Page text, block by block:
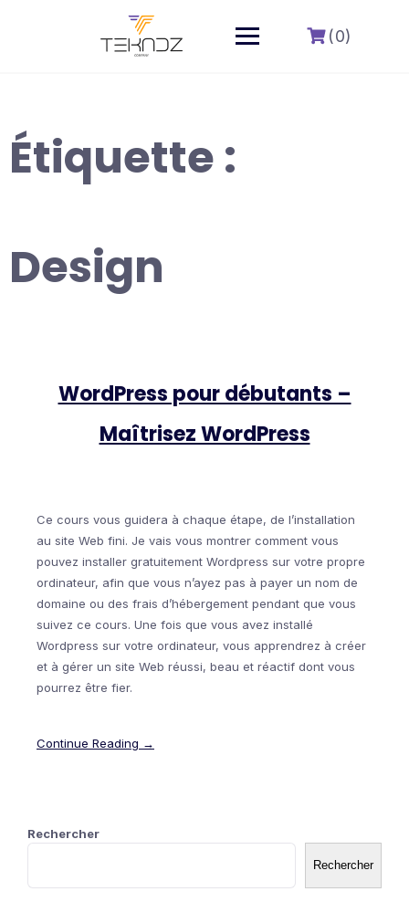
(0)
Étiquette :
Design
WordPress pour débutants –
Maîtrisez WordPress
Ce cours vous guidera à chaque étape, de l’installation
au site Web fini. Je vais vous montrer comment vous
pouvez installer gratuitement Wordpress sur votre propre
ordinateur, afin que vous n’ayez pas à payer un nom de
domaine ou des frais d’hébergement pendant que vous
suivez ce cours. Une fois que vous avez installé
Wordpress sur votre ordinateur, vous apprendrez à créer
et à gérer un site Web réussi, beau et réactif dont vous
pourrez être fier.
Continue Reading →
Rechercher
Rechercher